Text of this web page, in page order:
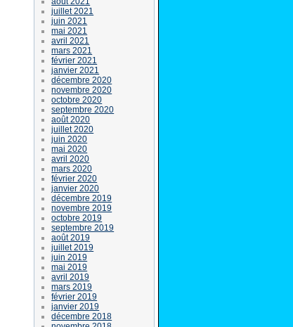
juillet 2021
juin 2021
mai 2021
avril 2021
mars 2021
février 2021
janvier 2021
décembre 2020
novembre 2020
octobre 2020
septembre 2020
août 2020
juillet 2020
juin 2020
mai 2020
avril 2020
mars 2020
février 2020
janvier 2020
décembre 2019
novembre 2019
octobre 2019
septembre 2019
août 2019
juillet 2019
juin 2019
mai 2019
avril 2019
mars 2019
février 2019
janvier 2019
décembre 2018